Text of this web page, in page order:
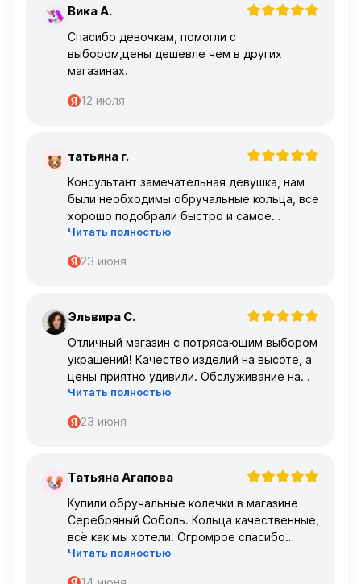
В Вика А.
Спасибо девочкам, помогли с
выбором,цены дешевле чем в других
магазинах.
12 июля
Т татьяна г.
Консультант замечательная девушка, нам
были необходимы обручальные кольца, все
хорошо подобрали быстро и самое
главное, что все подошло по размеру с
Читать полностью
23 июня
Э Эльвира С.
Отличный магазин с потрясающим выбором
украшений! Качество изделий на высоте, а
цены приятно удивили. Обслуживание на
высшем уровне – консультанты очень
Читать полностью
23 июня
Т Татьяна Агапова
Купили обручальные колечки в магазине
Серебряный Соболь. Кольца качественные,
всё как мы хотели. Огромрое спасибо
персоналу за работу с нами!
Читать полностью